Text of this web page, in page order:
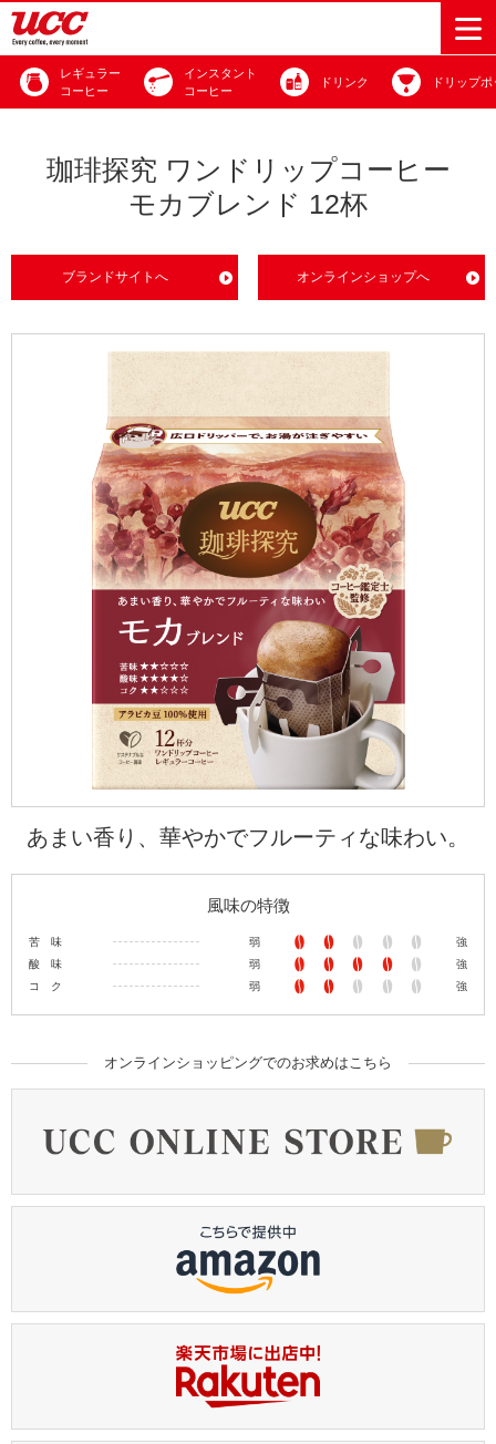
レギュラーコ
コーヒー
ドリンク 器具・その他
おいしいコー
UCCのコーヒ
UCCコーヒー
UCCコーヒー
東京ディズニ
カフェのお仕
サステナビ
サステナブ
ルなコーヒ
ー調達
サステナビ
リティ教育
コーヒー×
健康
カーボンニ
ポジティブ
人権の尊重
サーキュラ
ーエコノミ
ー
ハワイ
ジャマイカ
リティチャ
レンジ
Sustainability
Report
サステナビ
リティレポ
ート
トップメッ
セージ
＆ バリュ
ー
トメッセー
ジ
企業概要
ニュースリ
リース
コーヒー関
連事業
ビス事業
外食事業
コーヒーマ
シン事業
地域・戦略
事業
海外事業
グループサ
ポート
サステナビ
リティ
研究活動
ーヒービレ
ッジ
ウェブマガ
ジン
レギュラー
コーヒー
インスタント
コーヒー
ドリンク ドリップ
珈琲探究 ワンドリップコーヒー
モカブレンド 12杯
ブランドサイトへ オンラインショップへ
あまい香り、華やかでフルーティな味わい。
風味の特徴
苦 味 弱
強
酸 味
弱
強
コ ク
弱 強
オンラインショッピングでのお求めはこちら